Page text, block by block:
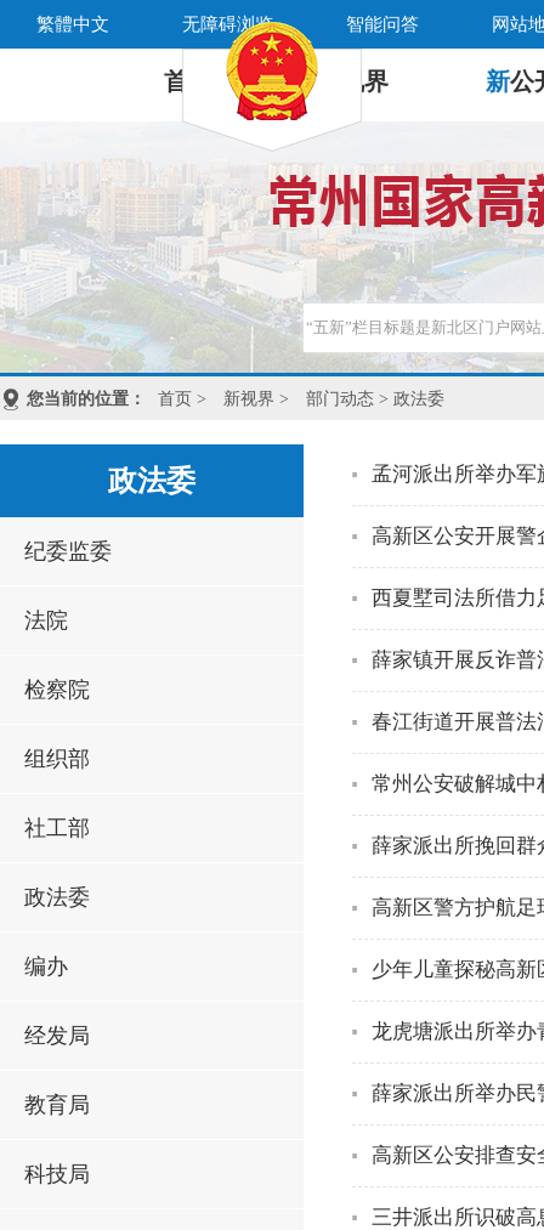
繁體中文 无障碍浏览 智能问答 网站
首 页 新 视界 新公
您当前的位置： 首页 > 新视界 > 部门动态 > 政法委
政法委
纪委监委
法院
检察院
组织部
社工部
政法委
编办
经发局
教育局
科技局
孟河派出所举办
高新区公安开展
西夏墅司法所借
薛家镇开展反诈
春江街道开展普
常州公安破解城中
薛家派出所挽回群
高新区警方护航足
少年儿童探秘高新
龙虎塘派出所举
薛家派出所举办民
高新区公安排查
三井派出所识破高